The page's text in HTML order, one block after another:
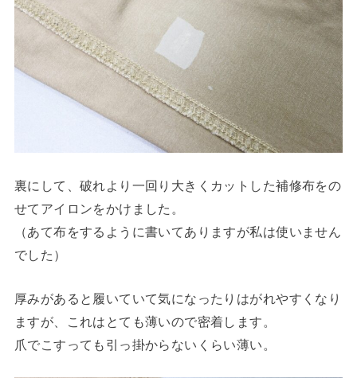
裏にして、破れより一回り大きくカットした補修布をの
せてアイロンをかけました。
（あて布をするように書いてありますが私は使いません
でした）
厚みがあると履いていて気になったりはがれやすくなり
ますが、これはとても薄いので密着します。
爪でこすっても引っ掛からないくらい薄い。